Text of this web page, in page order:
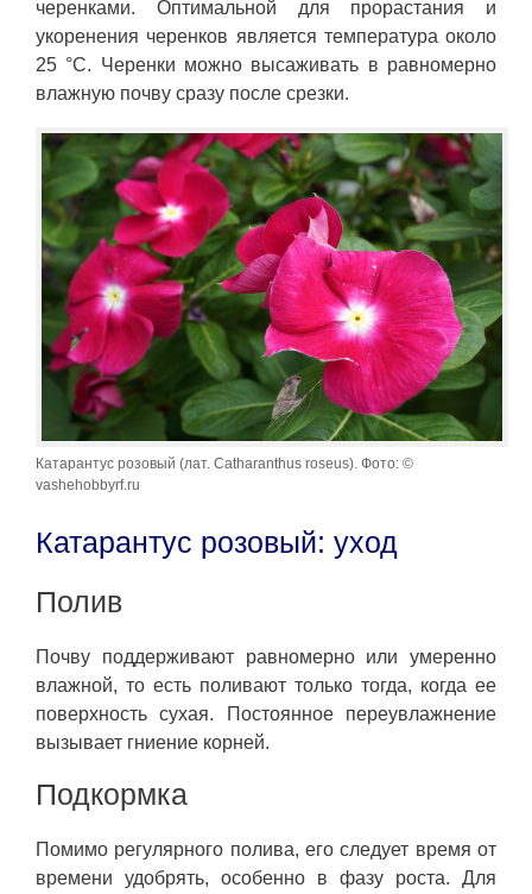
черенками. Оптимальной для прорастания и
укоренения черенков является температура около
25 °C. Черенки можно высаживать в равномерно
влажную почву сразу после срезки.
Катарантус розовый (лат. Catharanthus roseus). Фото: ©
vashehobbyrf.ru
Катарантус розовый: уход
Полив
Почву поддерживают равномерно или умеренно
влажной, то есть поливают только тогда, когда ее
поверхность сухая. Постоянное переувлажнение
вызывает гниение корней.
Подкормка
Помимо регулярного полива, его следует время от
времени удобрять, особенно в фазу роста. Для